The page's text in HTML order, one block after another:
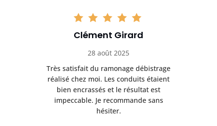
Clément Girard
28 août 2025
Très satisfait du ramonage débistrage
réalisé chez moi. Les conduits étaient
bien encrassés et le résultat est
impeccable. Je recommande sans
hésiter.